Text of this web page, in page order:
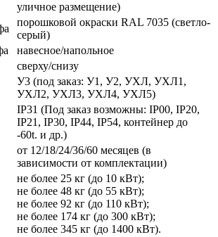
уличное размещение)
порошковой окраски RAL 7035 (светло-
серый)
навесное/напольное
сверху/снизу
У3 (под заказ: У1, У2, УХЛ, УХЛ1,
УХЛ2, УХЛ3, УХЛ4, УХЛ5)
IP31 (Под заказ возможны: IP00, IP20,
IP21, IP30, IP44, IP54, контейнер до
-60t. и др.)
от 12/18/24/36/60 месяцев (в
зависимости от комплектации)
не более 25 кг (до 10 кВт);
не более 48 кг (до 55 кВт);
не более 92 кг (до 110 кВт);
не более 174 кг (до 300 кВт);
не более 345 кг (до 1400 кВт).